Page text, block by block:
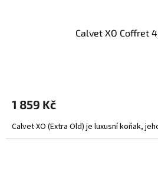
Calvet XO Coffret
1 859 Kč
Calvet XO (Extra Old) je luxusní koňak,